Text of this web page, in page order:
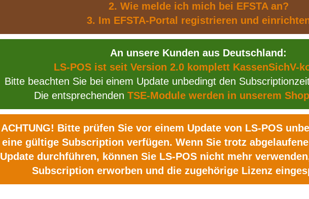
2. Wie melde ich mich bei EFSTA an?
3. Im EFSTA-Portal registrieren und
An unsere Kunden aus Deutschland:
LS-POS ist seit Version 2.0 komplett KassenSichV-
Bitte beachten Sie bei einem Update unbedingt den
Die entsprechenden TSE-Module werden in unserem Shop
ACHTUNG! Bitte prüfen Sie vor einem Update von LS-POS
eine gültige Subscription verfügen. Wenn Sie trotz
Update durchführen, können Sie LS-POS nicht mehr
Subscription erworben und die zugehörige Lizenz